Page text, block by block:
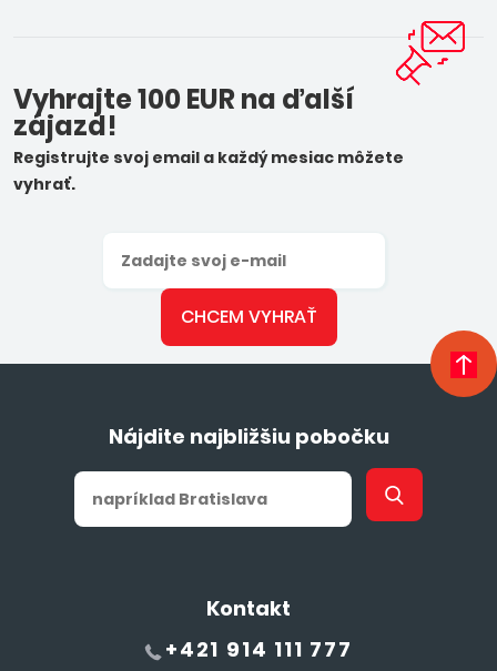
Vyhrajte 100 EUR na ďalší
zájazd!
Registrujte svoj email a každý mesiac môžete
vyhrať.
CHCEM VYHRAŤ
Nájdite najbližšiu pobočku
Kontakt
+421 914 111 777